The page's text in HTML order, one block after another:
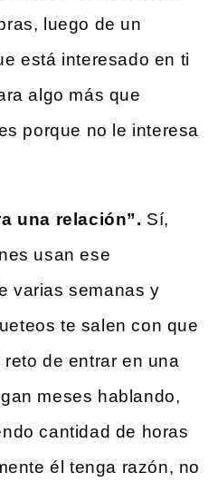
luego de un
está interesado en ti
algo más que
porque no le interesa
una relación”. Sí,
usan ese
varias semanas y
te salen con que
de entrar en una
meses hablando,
cantidad de horas
él tenga razón, no